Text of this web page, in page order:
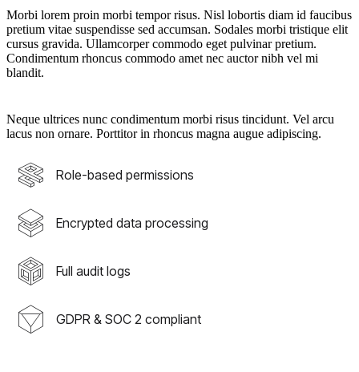
Morbi lorem proin morbi tempor risus. Nisl lobortis diam id faucibus
pretium vitae suspendisse sed accumsan. Sodales morbi tristique elit
cursus gravida. Ullamcorper commodo eget pulvinar pretium.
Condimentum rhoncus commodo amet nec auctor nibh vel mi
blandit.
Neque ultrices nunc condimentum morbi risus tincidunt. Vel arcu
lacus non ornare. Porttitor in rhoncus magna augue adipiscing.
Role-based permissions
Encrypted data processing
Full audit logs
GDPR & SOC 2 compliant